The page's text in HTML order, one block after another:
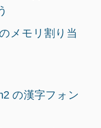
メモリ割り当
の漢字フォン